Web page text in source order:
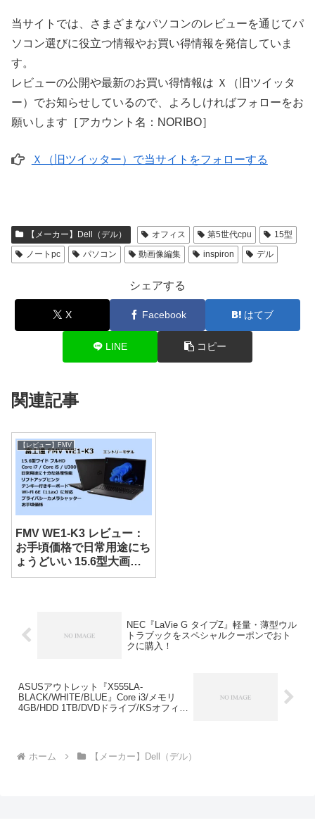
当サイトでは、さまざまなパソコンのレビューを通じてパ
ソコン選びに役立つ情報やお買い得情報を発信していま
す。
レビューの公開や最新のお買い得情報は Ｘ（旧ツイッタ
ー）でお知らせしているので、よろしければフォローをお
願いします［アカウント名：NORIBO］
Ｘ（旧ツイッター）で当サイトをフォローする
【メーカー】Dell（デル） オフィス 第5世代cpu
15型
ノートpc
パソコン 動画像編集 inspiron デル
シェアする
X Facebook はてブ
LINE コピー
関連記事
【レビュー】FMV
FMV WE1-K3 レビュー：
お手頃価格で日常用途にち
ょうどいい 15.6型大画面
ノート
NEC『LaVie G タイプZ』軽量・薄型ウル
トラブックをスペシャルクーポンでおト
クに購入！
ASUSアウトレット『X555LA-
BLACK/WHITE/BLUE』Core i3/メモリ
4GB/HDD 1TB/DVDドライブ/KSオフィス
ホーム 【メーカー】Dell（デル）